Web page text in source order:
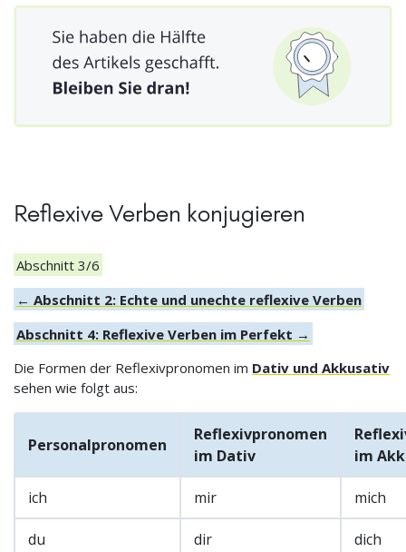
Reflexive Verben konjugieren
Abschnitt 3/6
← Abschnitt 2: Echte und unechte reflexive Verben
Abschnitt 4: Reflexive Verben im Perfekt →
Die Formen der Reflexivpronomen im Dativ und Akkusativ
sehen wie folgt aus:
Personalpronomen
Reflexivpronomen
im Dativ
im
ich mir mich
du dir dich